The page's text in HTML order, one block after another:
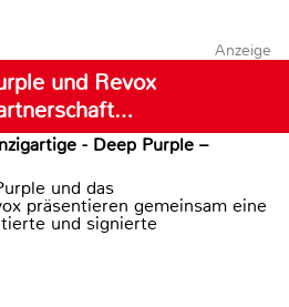
Anzeige
und Revox
- Deep Purple –
und das
präsentieren gemeinsam eine
und signierte